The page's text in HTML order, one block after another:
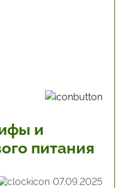
и
питания
07.09.2025